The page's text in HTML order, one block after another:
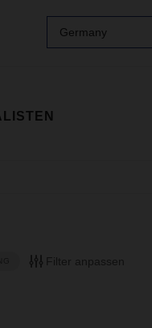
Germany
Filter anpassen